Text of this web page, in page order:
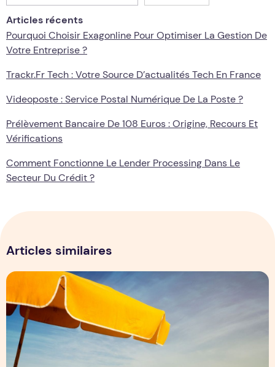
Articles récents
Pourquoi Choisir Exagonline Pour Optimiser La Gestion De
Votre Entreprise ?
Trackr.fr Tech : Votre Source D’actualités Tech En France
Videoposte : Service Postal Numérique De La Poste ?
Prélèvement Bancaire De 108 Euros : Origine, Recours Et
Vérifications
Comment Fonctionne Le Lender Processing Dans Le
Secteur Du Crédit ?
Articles similaires
Comment obtenir un parasol publicitaire gratuit ?